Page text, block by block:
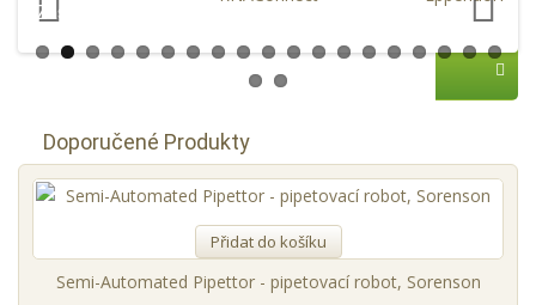
Zastupované firmy
AKCE
Doporučené Produkty
Přidat do košíku
Semi-Automated Pipettor - pipetovací robot, Sorenson